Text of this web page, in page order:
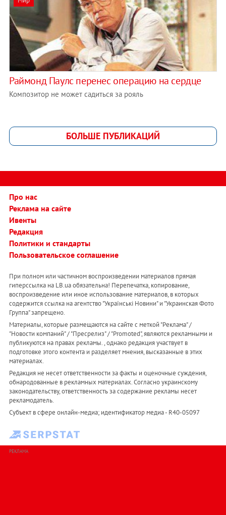
Раймонд Паулс перенес операцию на сердце
Композитор не может садиться за рояль
БОЛЬШЕ ПУБЛИКАЦИЙ
Про нас
Реклама на сайте
Ивенты
Редакция
Политики и стандарты
Пользовательское соглашение
При полном или частичном воспроизведении материалов прямая
гиперссылка на LB.ua обязательна! Перепечатка, копирование,
воспроизведение или иное использование материалов, в которых
содержится ссылка на агентство "Українськi Новини" и "Украинская Фото
Группа" запрещено.
Материалы, которые размещаются на сайте с меткой "Реклама" /
"Новости компаний" / "Пресрелиз" / "Promoted", являются рекламными и
публикуются на правах рекламы. , однако редакция участвует в
подготовке этого контента и разделяет мнения, высказанные в этих
материалах.
Редакция не несет ответственности за факты и оценочные суждения,
обнародованные в рекламных материалах. Согласно украинскому
законодательству, ответственность за содержание рекламы несет
рекламодатель.
Субъект в сфере онлайн-медиа; идентификатор медиа - R40-05097
РЕКЛАМА